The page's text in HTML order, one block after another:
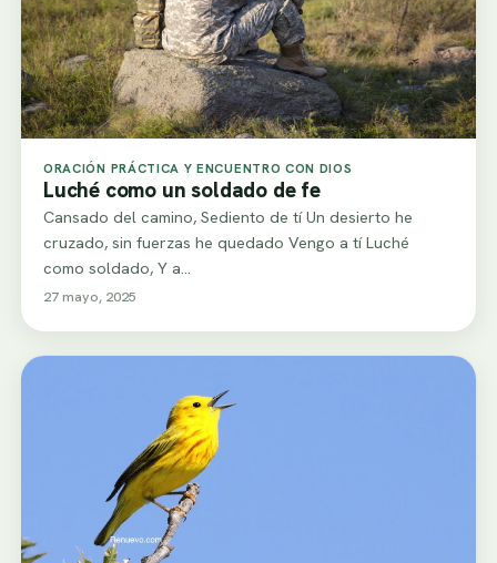
ORACIÓN PRÁCTICA Y ENCUENTRO CON DIOS
Luché como un soldado de fe
Cansado del camino, Sediento de tí Un desierto he
cruzado, sin fuerzas he quedado Vengo a tí Luché
como soldado, Y a…
27 mayo, 2025